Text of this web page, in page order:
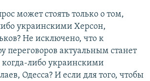
может стоять только о том,
украинскими Херсон,
Не исключено, что к
переговоров актуальным станет
когда-либо украинскими
Одесса? И если для того, чтобы